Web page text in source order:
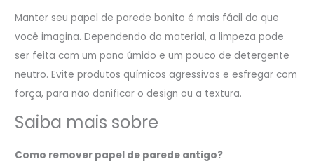
Manter seu papel de parede bonito é mais fácil do que
você imagina. Dependendo do material, a limpeza pode
ser feita com um pano úmido e um pouco de detergente
neutro. Evite produtos químicos agressivos e esfregar com
força, para não danificar o design ou a textura.
Saiba mais sobre
Como remover papel de parede antigo?